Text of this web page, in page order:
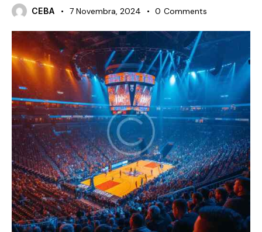
CEBA 7 Novembra, 2024 0 Comments